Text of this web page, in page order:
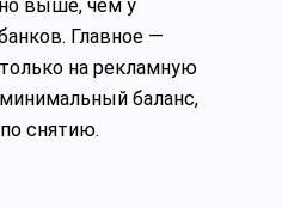
выше, чем у
Главное —
на рекламную
баланс,
снятию.